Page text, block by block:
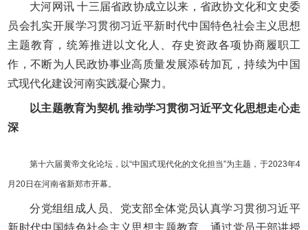
大河网讯 十三届省政协成立以来，省政协文化和文史委
员会扎实开展学习贯彻习近平新时代中国特色社会主义思想
主题教育，统筹推进以文化人、存史资政各项协商履职工
作，不断为人民政协事业高质量发展添砖加瓦，持续为中国
式现代化建设河南实践凝心聚力。
以主题教育为契机 推动学习贯彻习近平文化思想走心走
深
第十六届黄帝文化论坛，以“中国式现代化的文化担当”为主题，于2023年4
月20日在河南省新郑市开幕。
分党组组成人员、党支部全体党员认真学习贯彻习近平